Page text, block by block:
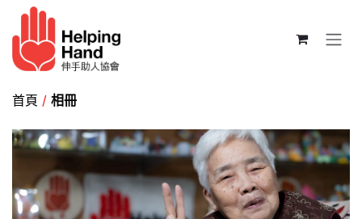
跳至內容
首頁 / 相冊